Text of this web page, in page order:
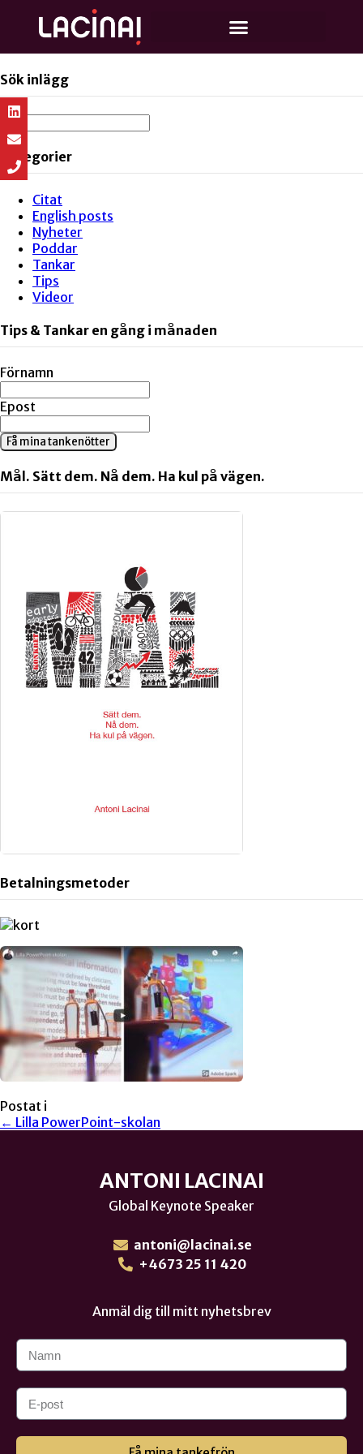
Sök inlägg
Kategorier
Citat
English posts
Nyheter
Poddar
Tankar
Tips
Videor
Tips & Tankar en gång i månaden
Förnamn
Epost
Få mina tankenötter
Mål. Sätt dem. Nå dem. Ha kul på vägen.
Betalningsmetoder
Postat i
← Lilla PowerPoint-skolan
ANTONI LACINAI
Global Keynote Speaker
antoni@lacinai.se
+4673 25 11 420
Anmäl dig till mitt nyhetsbrev